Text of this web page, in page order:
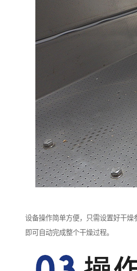
设备操作简单方便，只需设置好干燥
即可自动完成整个干燥过程。